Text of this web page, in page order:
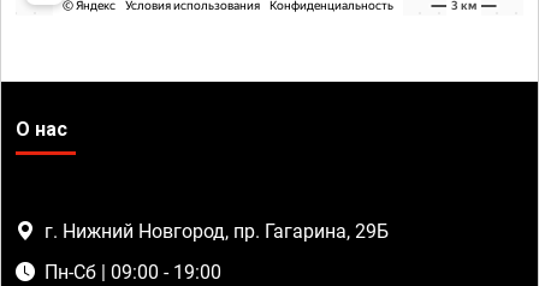
О нас
г. Нижний Новгород, пр. Гагарина, 29Б
Пн-Сб | 09:00 - 19:00